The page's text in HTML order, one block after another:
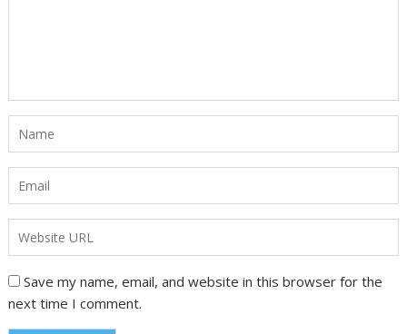
Save my name, email, and website in this browser for the
next time I comment.